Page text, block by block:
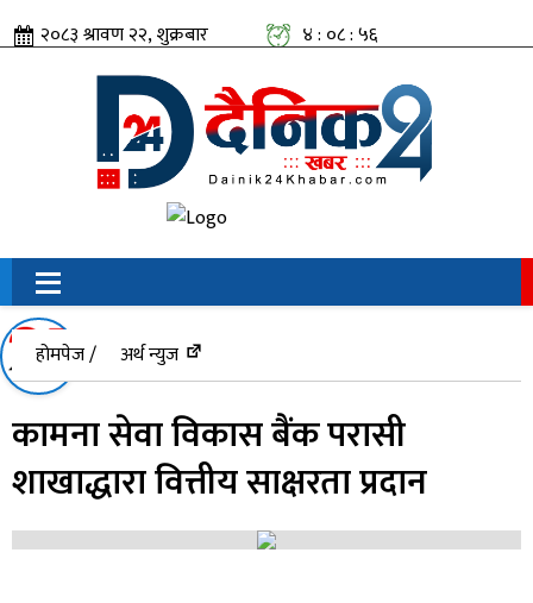
२०८३ श्रावण २२, शुक्रबार
४ : ०८ : ५७
सामाजिक संजालतिर:
होमपेज / अर्थ न्युज
कामना सेवा विकास बैंक परासी
शाखाद्धारा वित्तीय साक्षरता प्रदान